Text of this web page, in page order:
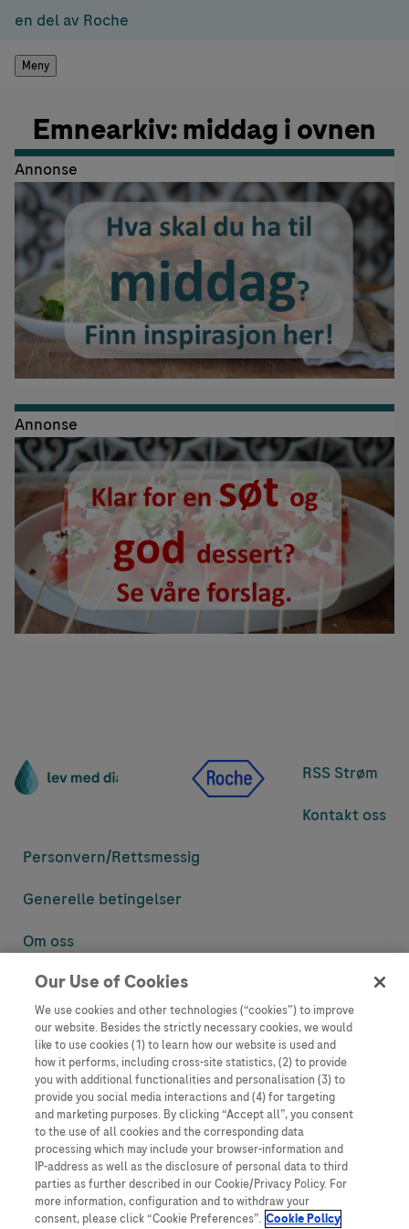
en del av Roche
Meny
Emnearkiv: middag i ovnen
Annonse
Annonse
RSS Strøm
Kontakt oss
Personvern/Rettsmessig
Generelle betingelser
Om oss
Denne nettsiden inneholder informasjon som er målsatt til en stor
informasjon som ellers ikke er tilgjengelig eller gyldig i ditt land.
Vennligst vær oppmerksom på at vi ikke tar noe ansvar for tilgang til
informasjon som muligens ikke er i samsvar med noen gyldig juridisk
prosess, regulering, registrering eller bruk i bostedslandet ditt.
Roche har ikke alltid mulighet til å kvalitetssikre andres innlegg, men
vil fjerne villedende eller upassende innlegg så langt det lar seg gjøre.
Vi har ikke ansvar for innhold på eksterne nettsider som det lenkes til.
Kopiering av materiale fra dette nettstedet for bruk annet sted er ikke
tillatt uten avtale. Nettstedet selger plass til annonsører, og slikt
innhold er merket.
Dette nettstedet er ikke beregnet for å rapportere bivirkninger eller
Our Use of Cookies
We use cookies and other technologies (“cookies”) to improve
our website. Besides the strictly necessary cookies, we would
like to use cookies (1) to learn how our website is used and
how it performs, including cross-site statistics, (2) to provide
you with additional functionalities and personalisation (3) to
provide you social media interactions and (4) for targeting
and marketing purposes. By clicking “Accept all”, you consent
to the use of all cookies and the corresponding data
processing which may include your browser-information and
IP-address as well as the disclosure of personal data to third
parties as further described in our Cookie/Privacy Policy. For
more information, configuration and to withdraw your
consent, please click “Cookie Preferences”. Cookie Policy